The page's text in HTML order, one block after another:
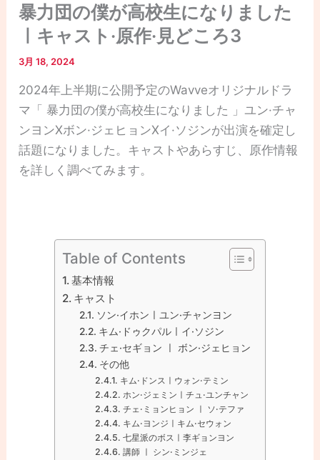
暴力団の僕が高校生になりました
ㅣキャスト·原作·見どころ3
3月 18, 2024
2024年上半期に公開予定のWavveオリジナルドラ
マ「 暴力団の僕が高校生になりました 」ユン·チャ
ンヨンXボン·ジェヒョンXイ·ソジンが出演を確定し
話題になりました。キャストやあらすじ、原作情報
を詳しく調べてみます。
Table of Contents
基本情報
キャスト
ソン·イホンㅣユン·チャンヨン
キム·ドゥクパルㅣイ·ソジン
チェ·セギョン ㅣ ボン·ジェヒョン
その他
キム·ドンスㅣウォン·テミン
ホン·ジェミンㅣチュ·ユンチャン
チェ·ミョンヒョン ㅣ ソ·テファ
キム·ヨンジㅣキム·セウォン
七星派のボスㅣ李ギョンヨン
講師 ㅣ シン·ミンジェ